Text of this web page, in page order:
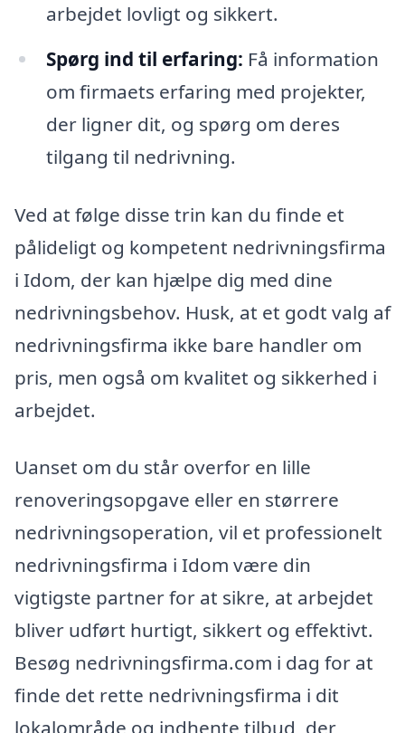
arbejdet lovligt og sikkert.
Spørg ind til erfaring: Få information
om firmaets erfaring med projekter,
der ligner dit, og spørg om deres
tilgang til nedrivning.
Ved at følge disse trin kan du finde et
pålideligt og kompetent nedrivningsfirma
i Idom, der kan hjælpe dig med dine
nedrivningsbehov. Husk, at et godt valg af
nedrivningsfirma ikke bare handler om
pris, men også om kvalitet og sikkerhed i
arbejdet.
Uanset om du står overfor en lille
renoveringsopgave eller en størrere
nedrivningsoperation, vil et professionelt
nedrivningsfirma i Idom være din
vigtigste partner for at sikre, at arbejdet
bliver udført hurtigt, sikkert og effektivt.
Besøg nedrivningsfirma.com i dag for at
finde det rette nedrivningsfirma i dit